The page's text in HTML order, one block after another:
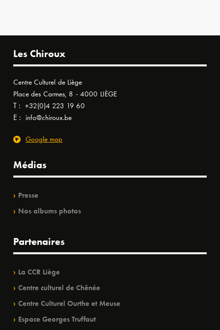
Les Chiroux
Centre Culturel de Liège
Place des Carmes, 8 - 4000 LIÈGE
T : +32(0)4 223 19 60
E : info@chiroux.be
Google map
Médias
Presse
Nos albums photos
Partenaires
La CCR Liège
Centre culturel de Chênée
Centre Culturel Ourthe et Meuse
Espace Georges Truffaut